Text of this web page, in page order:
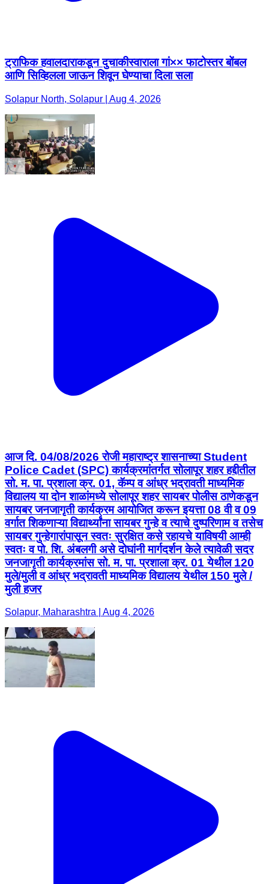
ट्राफिक हवालदाराकडून दुचाकीस्वाराला गां×× फाटोस्तर बोंबल
आणि सिव्हिलला जाऊन शिवून घेण्याचा दिला सला
Solapur North, Solapur | Aug 4, 2026
आज दि. 04/08/2026 रोजी महाराष्ट्र शासनाच्या Student
Police Cadet (SPC) कार्यक्रमांतर्गत सोलापूर शहर हद्दीतील
सो. म. पा. प्रशाला क्र. 01, कॅम्प व आंध्र भद्रावती माध्यमिक
विद्यालय या दोन शाळांमध्ये सोलापूर शहर सायबर पोलीस ठाणेकडून
सायबर जनजागृती कार्यक्रम आयोजित करून इयत्ता 08 वी व 09
वर्गात शिकणाऱ्या विद्यार्थ्यांना सायबर गुन्हे व त्याचे दुष्परिणाम व तसेच
सायबर गुन्हेगारांपासून स्वतः सुरक्षित कसे रहायचे याविषयी आम्ही
स्वतः व पो. शि. अंबलगी असे दोघांनी मार्गदर्शन केले त्यावेळी सदर
जनजागृती कार्यक्रमांस सो. म. पा. प्रशाला क्र. 01 येथील 120
मुले/मुली व आंध्र भद्रावती माध्यमिक विद्यालय येथील 150 मुले /
मुली हजर
Solapur, Maharashtra | Aug 4, 2026